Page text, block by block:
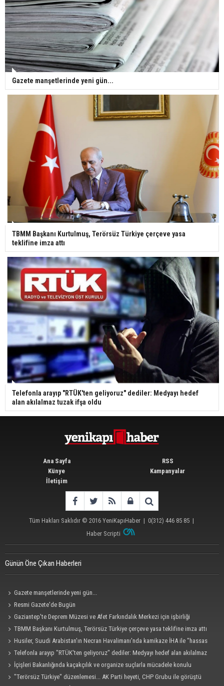
Gazete manşetlerinde yeni gün...
TBMM Başkanı Kurtulmuş, Terörsüz Türkiye çerçeve yasa
teklifine imza attı
Telefonla arayıp "RTÜK'ten geliyoruz" dediler: Medyayı hedef
alan akılalmaz tuzak ifşa oldu
Ana Sayfa
Künye
İletişim
RSS
Kampanyalar
Tüm Hakları Saklıdır © 2016 YeniKapıHaber| 0(312) 446 85 85|
Haber Scripti
Günün Öne Çıkan Haberleri
Gazete manşetlerinde yeni gün...
Resmi Gazete'de Bugün
Gaziantep'te Deprem Müzesi ve Afet Farkındalık Merkezi için işbirliği
protokolü imzalandı
TBMM Başkanı Kurtulmuş, Terörsüz Türkiye çerçeve yasa teklifine imza attı
Husiler, Suudi Arabistan'ın Necran Havalimanı'nda kamikaze İHA ile "hassas
bir hedefi" vurduklarını açıkladı
Telefonla arayıp "RTÜK'ten geliyoruz" dediler: Medyayı hedef alan akılalmaz
tuzak ifşa oldu
İçişleri Bakanlığında kaçakçılık ve organize suçlarla mücadele konulu
güvenlik toplantısı yapıldı
"Terörsüz Türkiye" düzenlemesi... AK Parti heyeti, CHP Grubu ile görüştü